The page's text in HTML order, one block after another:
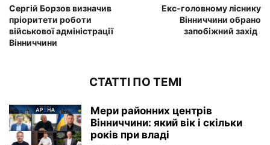
Сергій Борзов визначив
пріоритети роботи
військової адміністрації
Вінниччини
Екс-головному ліснику
Вінниччини обрано
запобіжний захід
СТАТТІ ПО ТЕМІ
Мери районних центрів
Вінниччини: який вік і скільки
років при владі